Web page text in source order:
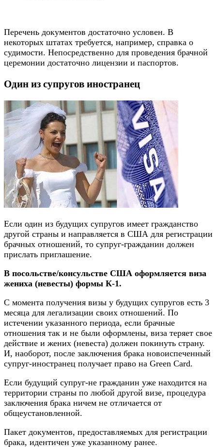
Перечень документов достаточно условен. В
некоторых штатах требуется, например, справка о
судимости. Непосредственно для проведения брачной
церемонии достаточно лицензии и паспортов.
Один из супругов иностранец
Если один из будущих супругов имеет гражданство
другой страны и направляется в США для регистрации
брачных отношений, то супруг-гражданин должен
прислать приглашение.
В посольстве/консульстве США оформляется виза
жениха (невесты) формы К-1.
С момента получения визы у будущих супругов есть 3
месяца для легализации своих отношений. По
истечении указанного периода, если брачные
отношения так и не были оформлены, виза теряет свое
действие и жених (невеста) должен покинуть страну.
И, наоборот, после заключения брака новоиспеченный
супруг-иностранец получает право на Green Card.
Если будущий супруг-не гражданин уже находится на
территории страны по любой другой визе, процедура
заключения брака ничем не отличается от
общеустановленной.
Пакет документов, предоставляемых для регистрации
брака, идентичен уже указанному ранее.